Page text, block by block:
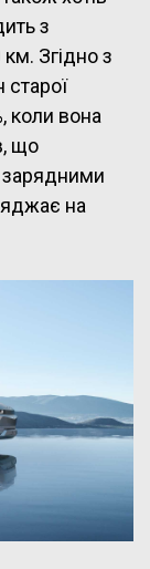
з
Згідно з
старої
коли вона
що
на